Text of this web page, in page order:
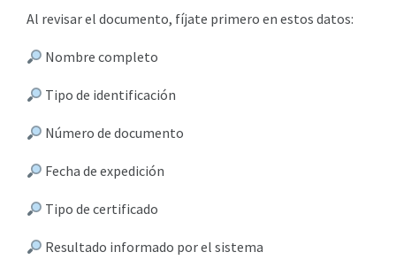
Al revisar el documento, fíjate primero en estos datos:
Nombre completo
Tipo de identificación
Número de documento
Fecha de expedición
Tipo de certificado
Resultado informado por el sistema